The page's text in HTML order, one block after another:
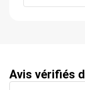
Avis vérifiés